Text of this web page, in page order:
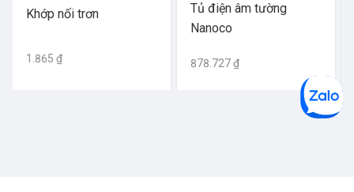
Khớp nối trơn
1.865 ₫
Tủ điện âm tường
Nanoco
878.727 ₫